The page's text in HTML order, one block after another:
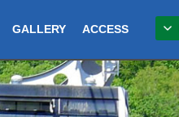
GALLERY ACCESS